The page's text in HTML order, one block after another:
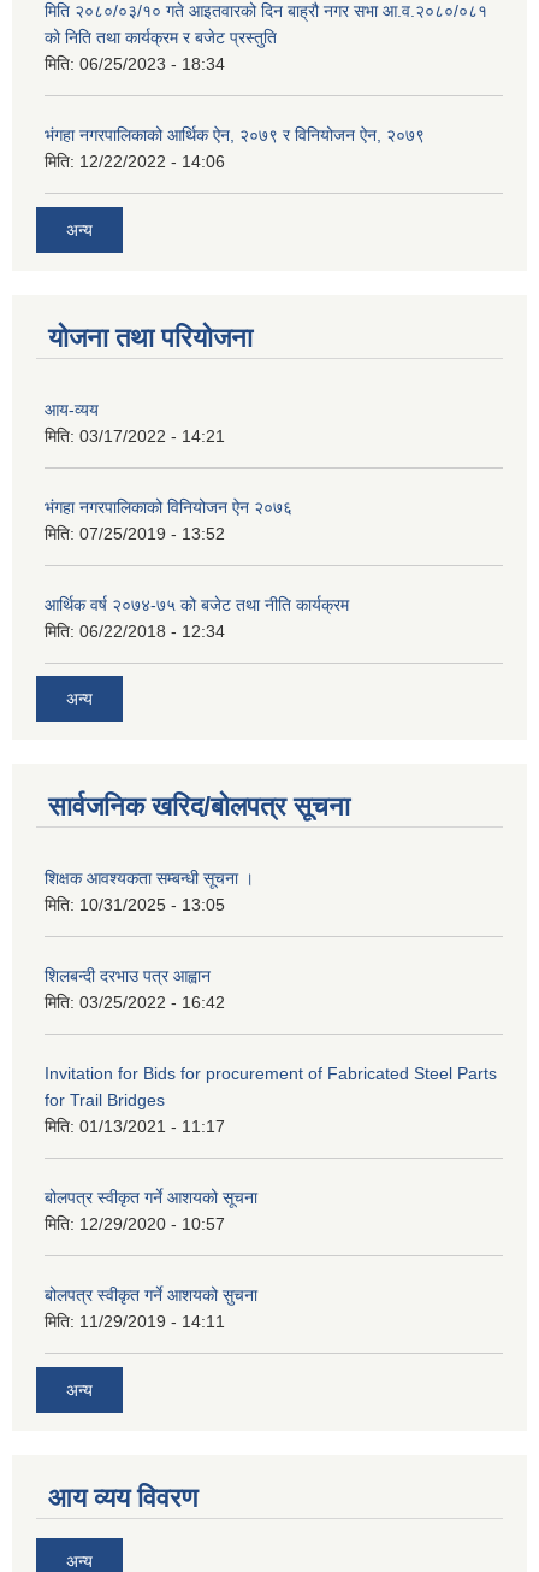
मिति २०८०/०३/१० गते आइतवारको दिन बाह्रौ नगर सभा आ.व.२०८०/०८१
को निति तथा कार्यक्रम र बजेट प्रस्तुति
मिति: 06/25/2023 - 18:34
भंगहा नगरपालिकाको आर्थिक ऐन, २०७९ र विनियोजन ऐन, २०७९
मिति: 12/22/2022 - 14:06
अन्य
योजना तथा परियोजना
आय-व्यय
मिति: 03/17/2022 - 14:21
भंगहा नगरपालिकाको विनियोजन ऐन २०७६
मिति: 07/25/2019 - 13:52
आर्थिक वर्ष २०७४-७५ को बजेट तथा नीति कार्यक्रम
मिति: 06/22/2018 - 12:34
अन्य
सार्वजनिक खरिद/बोलपत्र सूचना
शिक्षक आवश्यकता सम्बन्धी सूचना ।
मिति: 10/31/2025 - 13:05
शिलबन्दी दरभाउ पत्र आह्वान
मिति: 03/25/2022 - 16:42
Invitation for Bids for procurement of Fabricated Steel Parts
for Trail Bridges
मिति: 01/13/2021 - 11:17
बोलपत्र स्वीकृत गर्ने आशयको सूचना
मिति: 12/29/2020 - 10:57
बोलपत्र स्वीकृत गर्ने आशयको सुचना
मिति: 11/29/2019 - 14:11
अन्य
आय व्यय विवरण
अन्य